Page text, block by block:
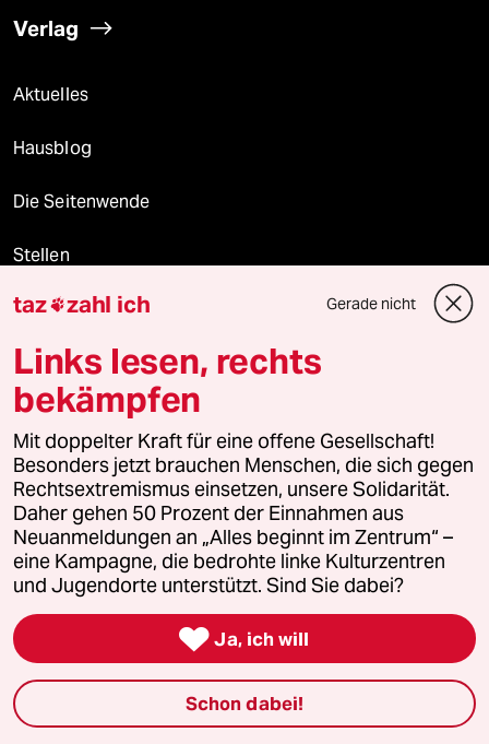
Verlag
Aktuelles
Hausblog
Die Seitenwende
Stellen
Presse
Unterstützen
abo
genossenschaft
taz zahl ich
recherchefonds ausland
panterstiftung
taz zahl ich Gerade nicht
Links lesen, rechts
bekämpfen
Mit doppelter Kraft für eine offene Gesellschaft!
Besonders jetzt brauchen Menschen, die sich gegen
Rechtsextremismus einsetzen, unsere Solidarität.
Daher gehen 50 Prozent der Einnahmen aus
Neuanmeldungen an „Alles beginnt im Zentrum“ –
eine Kampagne, die bedrohte linke Kulturzentren
und Jugendorte unterstützt. Sind Sie dabei?
 Ja, ich will
Schon dabei!